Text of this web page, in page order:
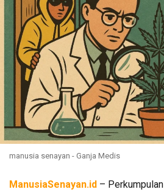
manusia senayan - Ganja Medis
ManusiaSenayan.id – Perkumpulan